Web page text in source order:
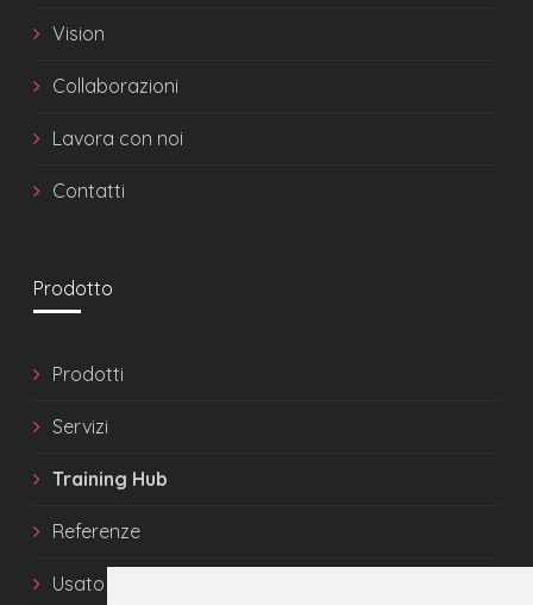
Vision
Collaborazioni
Lavora con noi
Contatti
Prodotto
Prodotti
Servizi
Training Hub
Referenze
Usato